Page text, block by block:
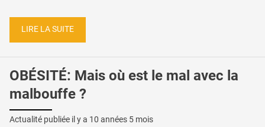
LIRE LA SUITE
OBÉSITÉ: Mais où est le mal avec la
malbouffe ?
Actualité publiée il y a 10 années 5 mois